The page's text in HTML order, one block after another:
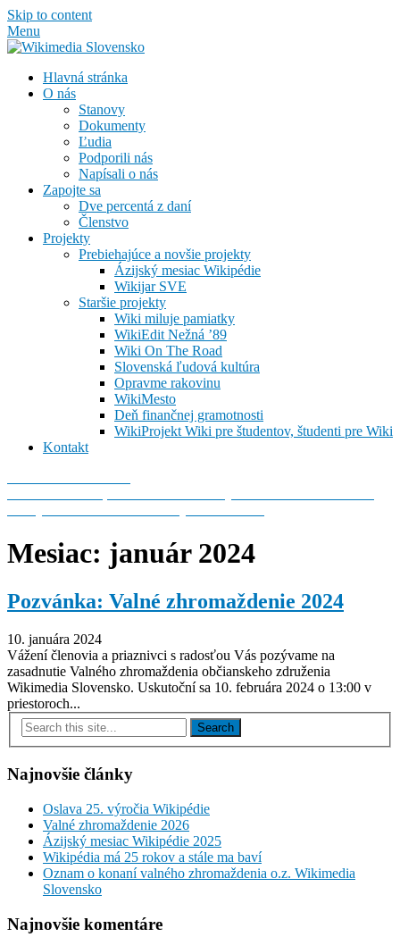
Skip to content
Menu
Hlavná stránka
O nás
Stanovy
Dokumenty
Ľudia
Podporili nás
Napísali o nás
Zapojte sa
Dve percentá z daní
Členstvo
Projekty
Prebiehajúce a novšie projekty
Ázijský mesiac Wikipédie
Wikijar SVE
Staršie projekty
Wiki miluje pamiatky
WikiEdit Nežná ’89
Wiki On The Road
Slovenská ľudová kultúra
Opravme rakovinu
WikiMesto
Deň finančnej gramotnosti
WikiProjekt Wiki pre študentov, študenti pre Wiki
Kontakt
Mesiac: január 2024
Pozvánka: Valné zhromaždenie 2024
10. januára 2024
Vážení členovia a priaznivci s radosťou Vás pozývame na
zasadnutie Valného zhromaždenia občianskeho združenia
Wikimedia Slovensko. Uskutoční sa 10. februára 2024 o 13:00 v
priestoroch...
Najnovšie články
Oslava 25. výročia Wikipédie
Valné zhromaždenie 2026
Ázijský mesiac Wikipédie 2025
Wikipédia má 25 rokov a stále ma baví
Oznam o konaní valného zhromaždenia o.z. Wikimedia
Slovensko
Najnovšie komentáre